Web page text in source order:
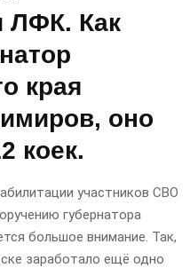
ЛФК. Как
края
оно
коек.
участников СВО
губернатора
большое внимание. Так,
заработало ещё одно